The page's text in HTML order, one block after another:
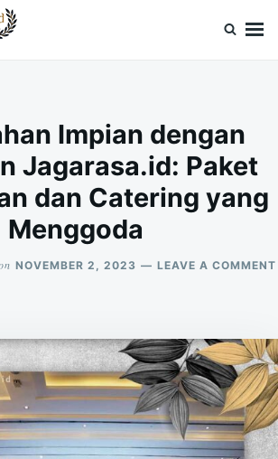
Impian dengan
Jagarasa.id: Paket
dan Catering yang
Menggoda
NOVEMBER 2, 2023 LEAVE A COMMENT